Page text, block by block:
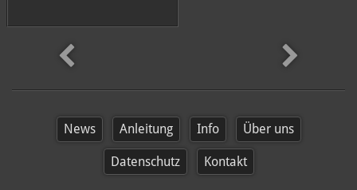
später
News Anleitung Info Über uns
Datenschutz Kontakt